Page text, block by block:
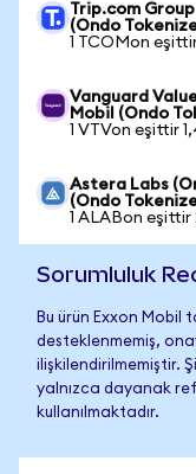
Trip.com
(Ondo
1 TCOMon
Vanguard
Mobil (Ondo
1 VTVon eşittir
Astera Labs
(Ondo
1 ALABon eşittir
Sorumluluk
Bu ürün Exxon Mobil
desteklenmemiş,
ilişkilendirilmemiştir.
yalnızca dayanak
kullanılmaktadır.